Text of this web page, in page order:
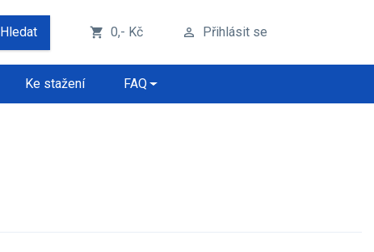
Hledat shopping_cart 0,- Kč perm_identity Přihlásit se
Ke stažení FAQ